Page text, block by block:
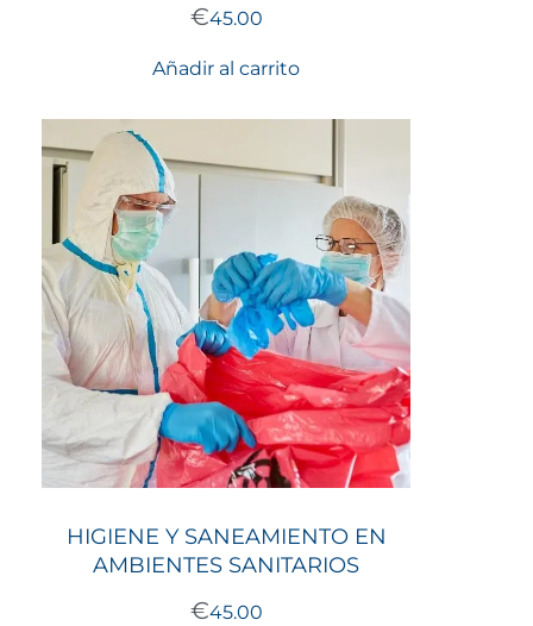
€45.00
Añadir al carrito
HIGIENE Y SANEAMIENTO EN
AMBIENTES SANITARIOS
€45.00